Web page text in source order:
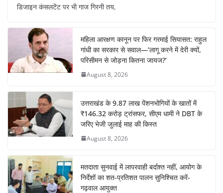
डिजाइन कंसलटेंट पर भी गाज गिरनी तय,
महिला आरक्षण कानून पर फिर गरमाई सियासत: राहुल
गांधी का सरकार से सवाल—’लागू करने में देरी क्यों,
परिसीमन से जोड़ना कितना जायज?’
August 8, 2026
उत्तराखंड के 9.87 लाख पेंशनभोगियों के खातों में
₹146.32 करोड़ ट्रांसफर, सीएम धामी ने DBT के
जरिए भेजी जुलाई माह की किस्त
August 8, 2026
मतदाता सुनवाई में लापरवाही बर्दाश्त नहीं, आयोग के
निर्देशों का शत-प्रतिशत पालन सुनिश्चित करें-
गढ़वाल आयुक्त